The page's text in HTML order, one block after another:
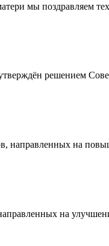
мы поздравляем
решением
направленных на
на